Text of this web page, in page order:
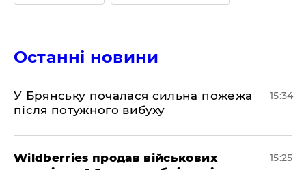
Останні новини
У Брянську почалася сильна пожежа
після потужного вибуху
15:34
Wildberries продав військових
15:25